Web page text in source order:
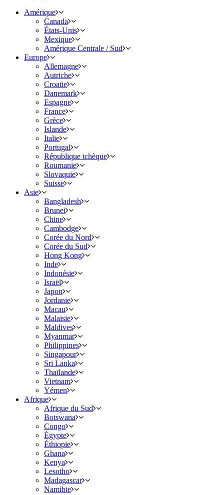
Amérique
Canada
États-Unis
Mexique
Amérique Centrale / Sud
Europe
Allemagne
Autriche
Croatie
Danemark
Espagne
France
Grèce
Islande
Italie
Portugal
République tchèque
Roumanie
Slovaquie
Suisse
Asie
Bangladesh
Brunei
Chine
Cambodge
Corée du Nord
Corée du Sud
Hong Kong
Inde
Indonésie
Israël
Japon
Jordanie
Macau
Malaisie
Maldives
Myanmar
Philippines
Singapour
Sri Lanka
Thaïlande
Vietnam
Yémen
Afrique
Afrique du Sud
Botswana
Congo
Égypte
Éthiopie
Ghana
Kenya
Lesotho
Madagascar
Namibie